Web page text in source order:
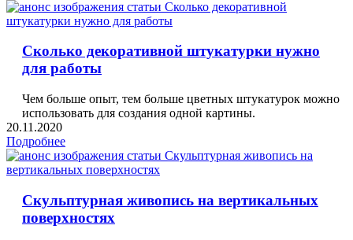
Сколько декоративной штукатурки нужно
для работы
Чем больше опыт, тем больше цветных штукатурок можно
использовать для создания одной картины.
20.11.2020
Подробнее
Скульптурная живопись на вертикальных
поверхностях